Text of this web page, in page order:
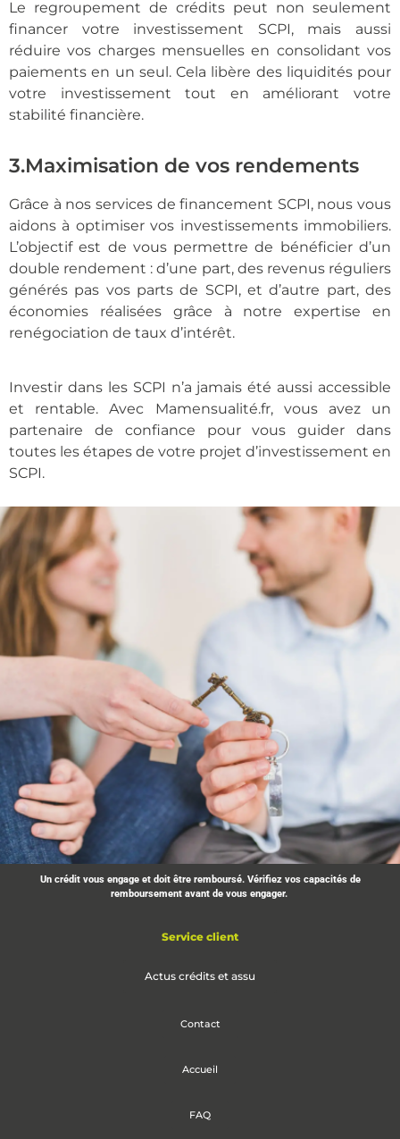
Le regroupement de crédits peut non seulement
financer votre investissement SCPI, mais aussi
réduire vos charges mensuelles en consolidant vos
paiements en un seul. Cela libère des liquidités pour
votre investissement tout en améliorant votre
stabilité financière.
3.Maximisation de vos rendements
Grâce à nos services de financement SCPI, nous vous
aidons à optimiser vos investissements immobiliers.
L’objectif est de vous permettre de bénéficier d’un
double rendement : d’une part, des revenus réguliers
générés pas vos parts de SCPI, et d’autre part, des
économies réalisées grâce à notre expertise en
renégociation de taux d’intérêt.
Investir dans les SCPI n’a jamais été aussi accessible
et rentable. Avec Mamensualité.fr, vous avez un
partenaire de confiance pour vous guider dans
toutes les étapes de votre projet d’investissement en
SCPI.
Contactez-nous dès
discuter de vos
vous aider à atteindre vos objectifs
Un crédit vous engage et doit être remboursé. Vérifiez vos capacités de
remboursement avant de vous engager.
Service client
Actus crédits et assu
Contact
Accueil
FAQ